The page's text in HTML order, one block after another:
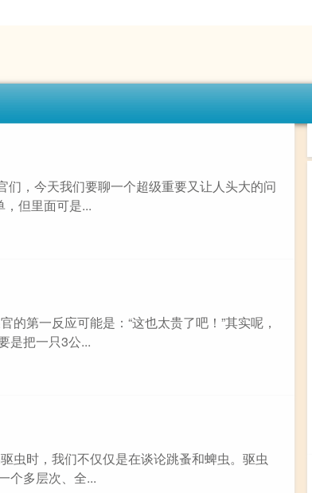
们，今天我们要聊一个超级重要又让人头大的问
但里面可是...
第一反应可能是：“这也太贵了吧！”其实呢，
是把一只3公...
虫时，我们不仅仅是在谈论跳蚤和蜱虫。驱虫
个多层次、全...